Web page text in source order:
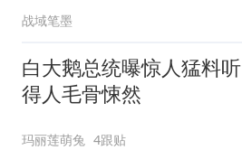
战域笔墨
白大鹅总统曝惊人猛料听
得人毛骨悚然
玛丽莲萌兔 4跟贴